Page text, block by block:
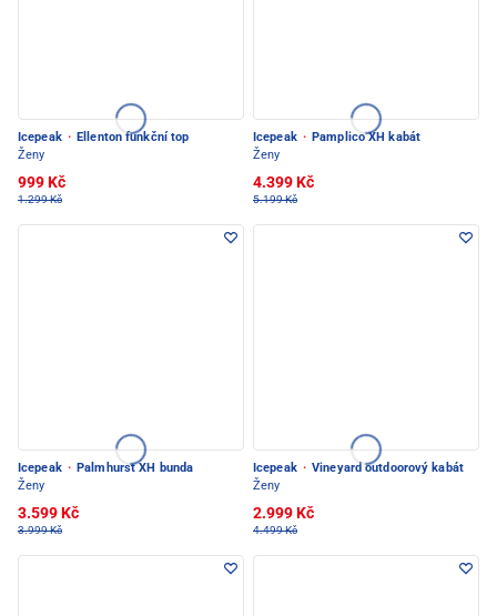
Icepeak · Ellenton funkční top
Ženy
999 Kč
1.299 Kč
Icepeak · Pamplico XH kabát
Ženy
4.399 Kč
5.199 Kč
Icepeak · Palmhurst XH bunda
Ženy
3.599 Kč
3.999 Kč
Icepeak · Vineyard outdoorový kabát
Ženy
2.999 Kč
4.499 Kč